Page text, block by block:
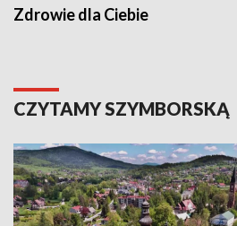
Zdrowie dla Ciebie
CZYTAMY SZYMBORSKĄ